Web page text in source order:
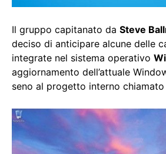
Il gruppo capitanato da Steve
deciso di anticipare alcune delle
integrate nel sistema operativo
aggiornamento dell’attuale
seno al progetto interno chiamato